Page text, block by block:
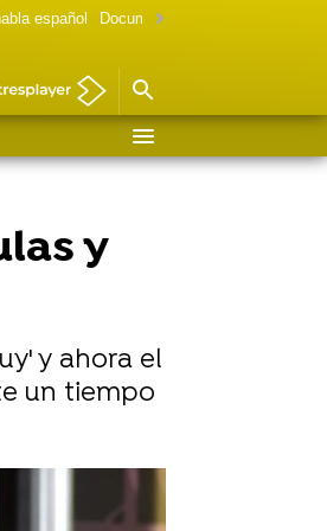
español Documental Las chicas Gilmore
y
y ahora el
un tiempo